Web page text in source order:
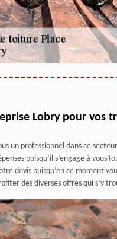
Lobry pour vos
un professionnel dans ce
puisqu’il s’engage à
devis puisqu’en ce moment
des diverses offres qui s’y